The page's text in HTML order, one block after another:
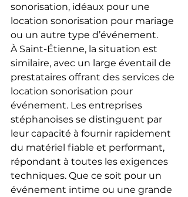
sonorisation, idéaux pour une
location sonorisation pour mariage
ou un autre type d’événement.
À Saint-Étienne, la situation est
similaire, avec un large éventail de
prestataires offrant des services de
location sonorisation pour
événement. Les entreprises
stéphanoises se distinguent par
leur capacité à fournir rapidement
du matériel fiable et performant,
répondant à toutes les exigences
techniques. Que ce soit pour un
événement intime ou une grande